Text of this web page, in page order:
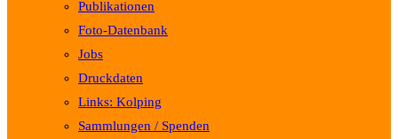
Publikationen
Foto-Datenbank
Jobs
Druckdaten
Links: Kolping
Sammlungen / Spenden